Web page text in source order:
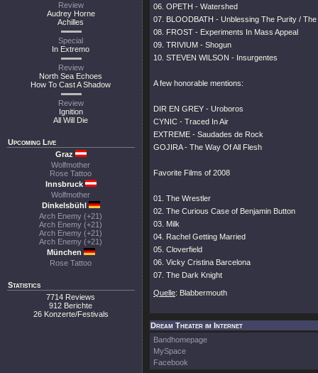
Review
Audrey Horne
Achilles
Special
In Extremo
Review
North Sea Echoes
How To Cast A Shadow
Review
Ignition
All Will Die
Upcoming Live
Graz
Wolfmother
Rose Tattoo
Innsbruck
Wolfmother
Dinkelsbühl
Arch Enemy (+21)
Arch Enemy (+21)
Arch Enemy (+21)
Arch Enemy (+21)
München
Rose Tattoo
Statistics
7714 Reviews
912 Berichte
26 Konzerte/Festivals
06. OPETH - Watershed
07. BLOODBATH - Unblessing The Purity /
08. FROST - Experiments In Mass Appeal
09. TRIVIUM - Shogun
10. STEVEN WILSON - Insurgentes
A few honorable mentions:
DIR EN GREY - Uroboros
CYNIC - Traced In Air
EXTREME - Saudades de Rock
GOJIRA - The Way Of All Flesh
Favorite Films of 2008
01. The Wrestler
02. The Curious Case of Benjamin Button
03. Milk
04. Rachel Getting Married
05. Cloverfield
06. Vicky Cristina Barcelona
07. The Dark Knight
Quelle: Blabbermouth
Dream Theater im Internet
Bandhomepage
MySpace
Facebook